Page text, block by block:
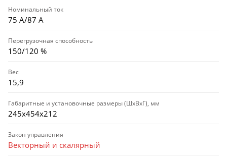
Номинальный ток
75 А/87 А
Перегрузочная способность
150/120 %
Вес
15,9
Габаритные и установочные размеры (ШхВхГ), мм
245х454х212
Закон управления
Векторный и скалярный